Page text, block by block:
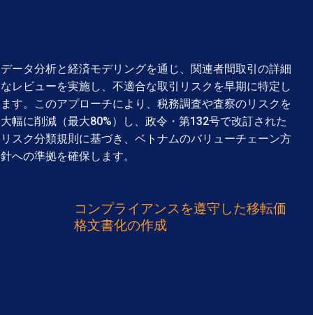
データ分析と経済モデリングを通じ、関連者間取引の詳細
なレビューを実施し、不適合な取引リスクを早期に特定し
ます。このアプローチにより、税務調査や査察のリスクを
大幅に削減（最大80%）し、政令・第132号で改訂された
リスク分類規則に基づき、ベトナムのバリューチェーン方
針への準拠を確保します。
コンプライアンスを遵守した移転価
格文書化の作成